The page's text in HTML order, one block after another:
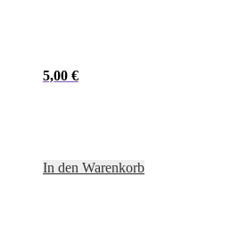
5,00 €
In den Warenkorb